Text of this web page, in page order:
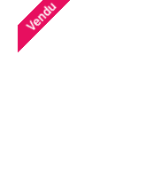
Vendu